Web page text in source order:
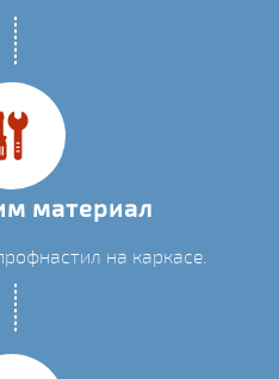
материал
на каркасе.